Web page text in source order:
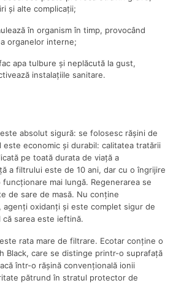
și alte complicații;
în organism în timp, provocând
organelor interne;
apa tulbure și neplăcută la gust,
instalațiile sanitare.
absolut sigură: se folosesc rășini de
este economic și durabil: calitatea tratării
pe toată durata de viață a
a filtrului este de 10 ani, dar cu o îngrijire
mai lungă. Regenerarea se
de sare de masă. Nu conține
agenți oxidanți și este complet sigur de
sarea este ieftină.
rata mare de filtrare. Ecotar conține o
Black, care se distinge printr-o suprafață
într-o rășină convențională ionii
pătrund în stratul protector de